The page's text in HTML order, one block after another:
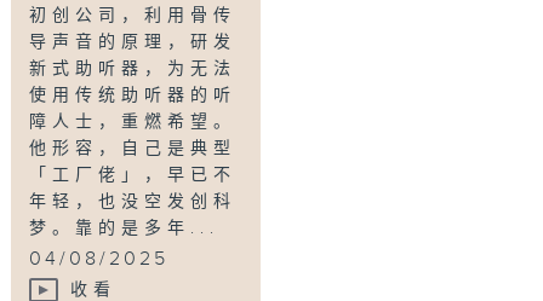
初创公司，利用骨传
导声音的原理，研发
新式助听器，为无法
使用传统助听器的听
障人士，重燃希望。
他形容，自己是典型
「工厂佬」，早已不
年轻，也没空发创科
梦。靠的是多年...
04/08/2025
收看